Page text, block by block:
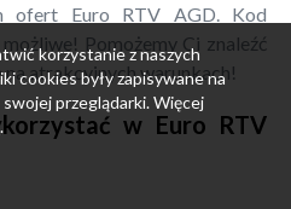
ofert Euro RTV AGD. Kod
Pomożemy Ci znaleźć
atrakcyjnych warunkach!
w Euro RTV
korzystanie z naszych
cookies były zapisywane na
przeglądarki. Więcej
.